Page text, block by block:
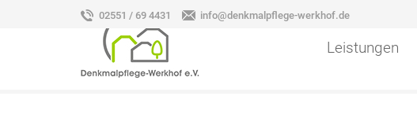
02551 / 69 4431 info@denkmalpflege-werkhof.de
Leistungen